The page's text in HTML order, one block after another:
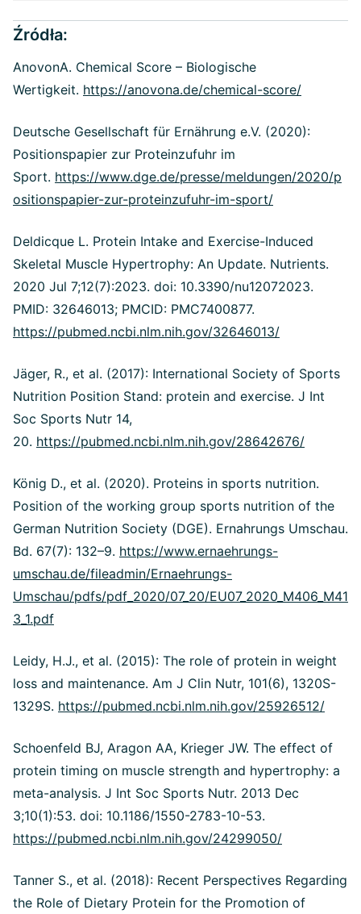
Źródła:
AnovonA. Chemical Score – Biologische
Wertigkeit. https://anovona.de/chemical-score/
Deutsche Gesellschaft für Ernährung e.V. (2020):
Positionspapier zur Proteinzufuhr im
Sport. https://www.dge.de/presse/meldungen/2020/p
ositionspapier-zur-proteinzufuhr-im-sport/
Deldicque L. Protein Intake and Exercise-Induced
Skeletal Muscle Hypertrophy: An Update. Nutrients.
2020 Jul 7;12(7):2023. doi: 10.3390/nu12072023.
PMID: 32646013; PMCID: PMC7400877.
https://pubmed.ncbi.nlm.nih.gov/32646013/
Jäger, R., et al. (2017): International Society of Sports
Nutrition Position Stand: protein and exercise. J Int
Soc Sports Nutr 14,
20. https://pubmed.ncbi.nlm.nih.gov/28642676/
König D., et al. (2020). Proteins in sports nutrition.
Position of the working group sports nutrition of the
German Nutrition Society (DGE). Ernahrungs Umschau.
Bd. 67(7): 132–9. https://www.ernaehrungs-
umschau.de/fileadmin/Ernaehrungs-
Umschau/pdfs/pdf_2020/07_20/EU07_2020_M406_M41
3_1.pdf
Leidy, H.J., et al. (2015): The role of protein in weight
loss and maintenance. Am J Clin Nutr, 101(6), 1320S-
1329S. https://pubmed.ncbi.nlm.nih.gov/25926512/
Schoenfeld BJ, Aragon AA, Krieger JW. The effect of
protein timing on muscle strength and hypertrophy: a
meta-analysis. J Int Soc Sports Nutr. 2013 Dec
3;10(1):53. doi: 10.1186/1550-2783-10-53.
https://pubmed.ncbi.nlm.nih.gov/24299050/
Tanner S., et al. (2018): Recent Perspectives Regarding
the Role of Dietary Protein for the Promotion of